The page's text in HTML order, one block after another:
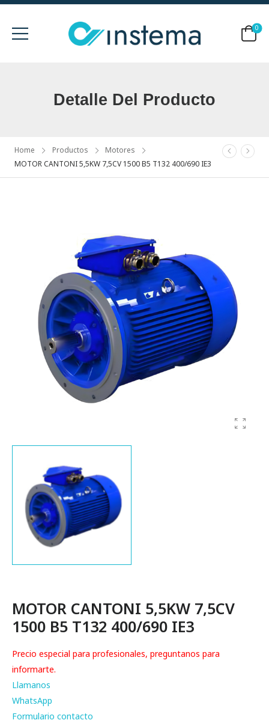
0
Detalle Del Producto
Home Productos
Motores
MOTOR CANTONI 5,5KW 7,5CV 1500 B5 T132 400/690 IE3
MOTOR CANTONI 5,5KW 7,5CV
1500 B5 T132 400/690 IE3
Precio especial para profesionales, preguntanos para
informarte.
Llamanos
WhatsApp
Formulario contacto